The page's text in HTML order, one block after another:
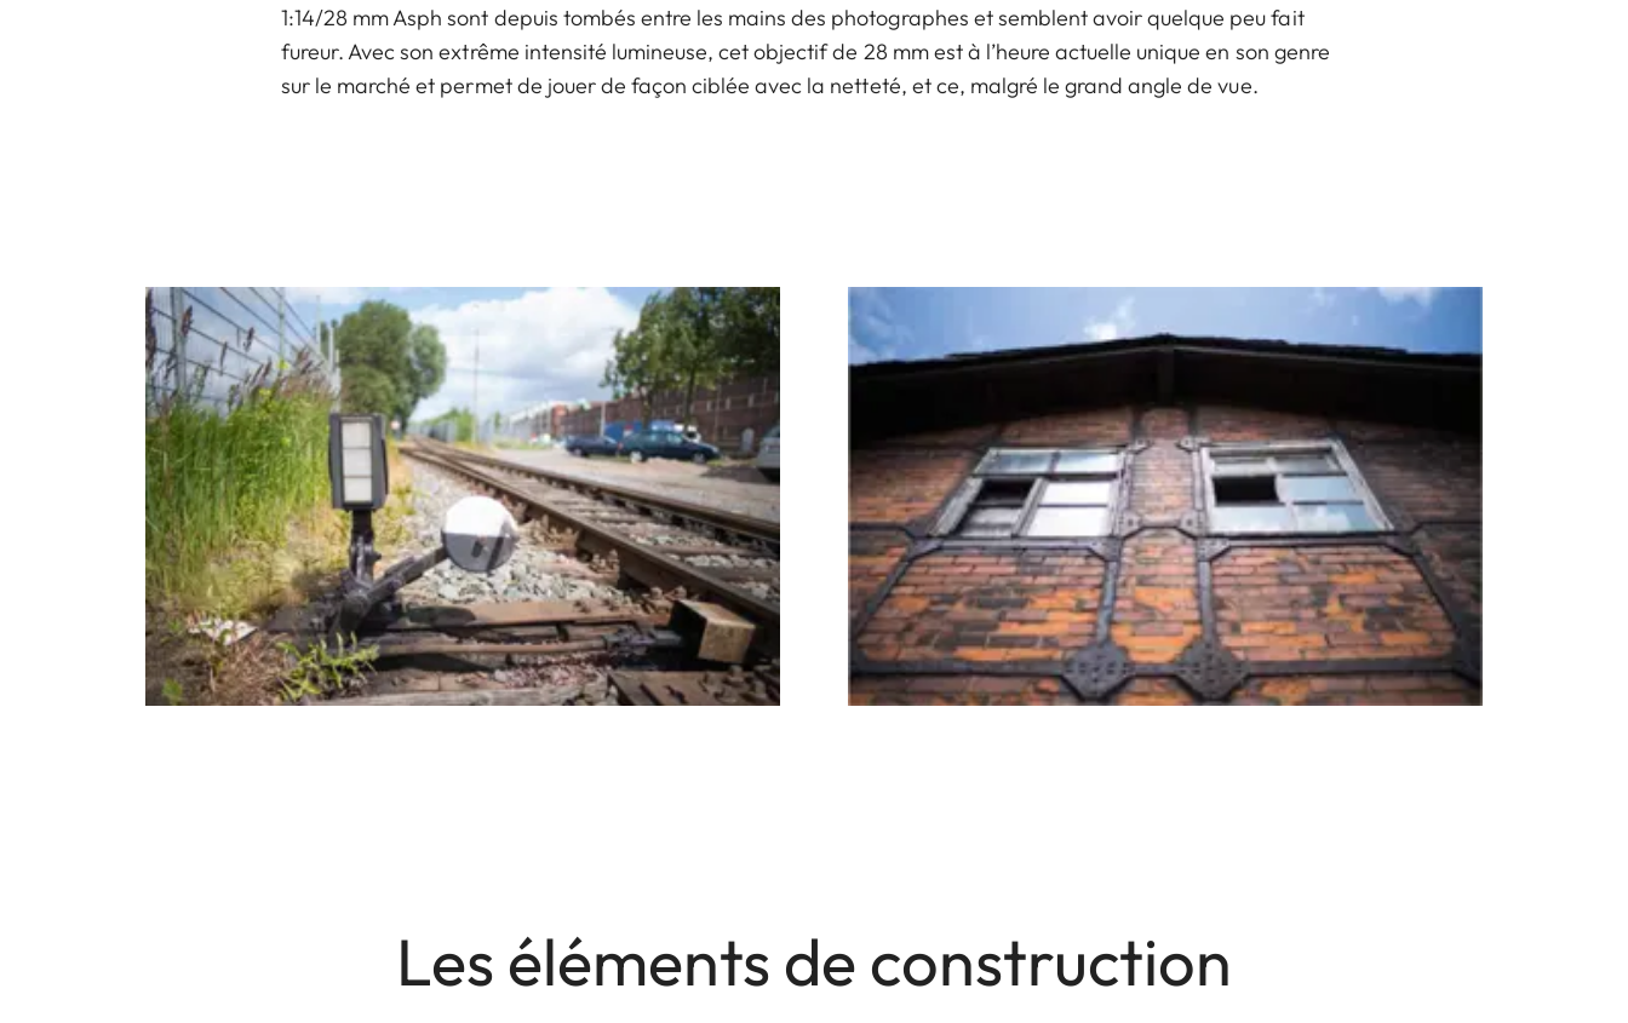
1:14/28 mm Asph sont depuis tombés entre les mains des photographes et semblent avoir quelque peu fait
fureur. Avec son extrême intensité lumineuse, cet objectif de 28 mm est à l’heure actuelle unique en son genre
sur le marché et permet de jouer de façon ciblée avec la netteté, et ce, malgré le grand angle de vue.
Image
Les éléments de construction